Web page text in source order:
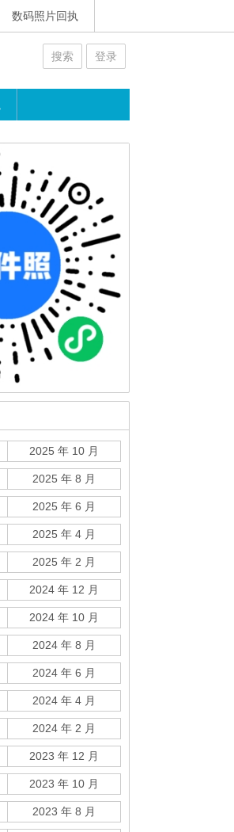
数码照片回执
搜索 登录
2025 年 10 月
2025 年 8 月
2025 年 6 月
2025 年 4 月
2025 年 2 月
2024 年 12 月
2024 年 10 月
2024 年 8 月
2024 年 6 月
2024 年 4 月
2024 年 2 月
2023 年 12 月
2023 年 10 月
2023 年 8 月